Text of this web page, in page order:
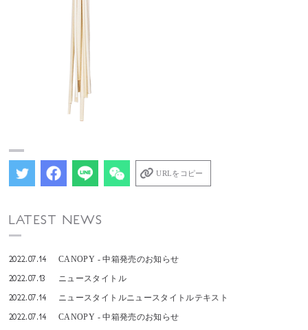
URLをコピー
LATEST NEWS
2022.07.14 CANOPY - 中箱発売のお知らせ
2022.07.13 ニュースタイトル
2022.07.14 ニュースタイトルニュースタイトルテキスト
2022.07.14 CANOPY - 中箱発売のお知らせ